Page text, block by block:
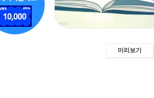
미리보기